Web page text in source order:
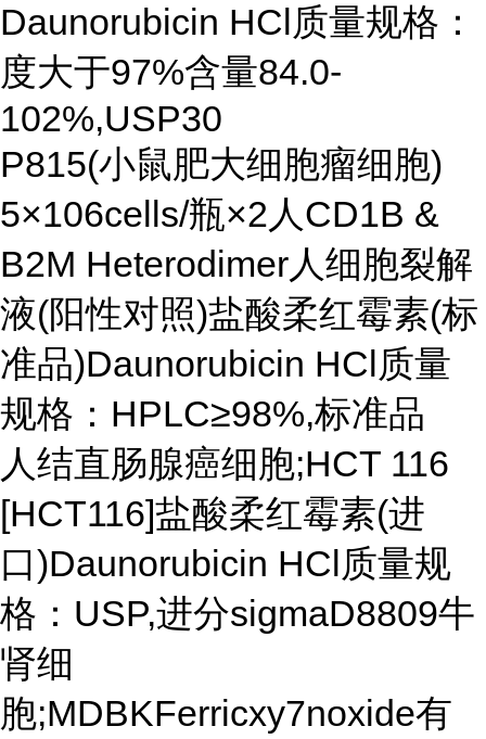
Daunorubicin HCl质量规格：
度大于97%含量84.0-
102%,USP30
P815(小鼠肥大细胞瘤细胞)
5×106cells/瓶×2人CD1B &
B2M Heterodimer人细胞裂解
液(阳性对照)盐酸柔红霉素(标
准品)Daunorubicin HCl质量
规格：HPLC≥98%,标准品
人结直肠腺癌细胞;HCT 116
[HCT116]盐酸柔红霉素(进
口)Daunorubicin HCl质量规
格：USP,进分sigmaD8809牛
肾细
胞;MDBKFerricxy7noxide有